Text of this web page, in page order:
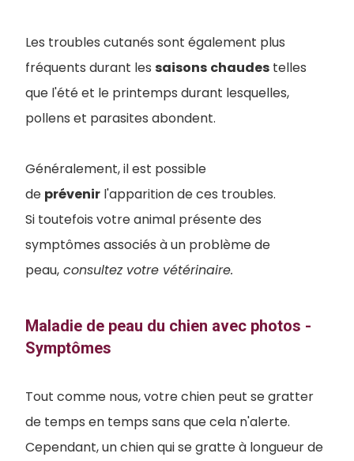
Les troubles cutanés sont également plus
fréquents durant les saisons chaudes telles
que l'été et le printemps durant lesquelles,
pollens et parasites abondent.
Généralement, il est possible
de prévenir l'apparition de ces troubles.
Si toutefois votre animal présente des
symptômes associés à un problème de
peau, consultez votre vétérinaire.
Maladie de peau du chien avec photos -
Symptômes
Tout comme nous, votre chien peut se gratter
de temps en temps sans que cela n'alerte.
Cependant, un chien qui se gratte à longueur de